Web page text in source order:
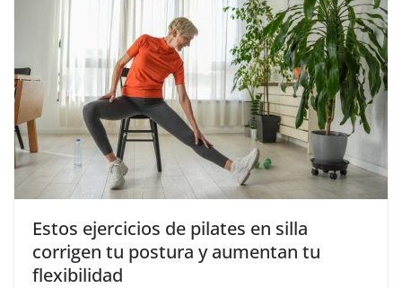
Estos ejercicios de pilates en silla
corrigen tu postura y aumentan tu
flexibilidad